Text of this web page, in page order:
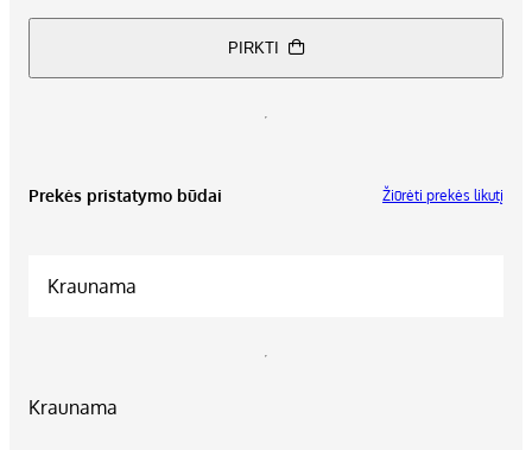
PIRKTI
Prekės pristatymo būdai Žiūrėti prekės likutį
Kraunama
Kraunama